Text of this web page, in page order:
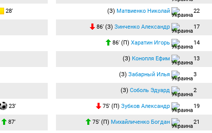
28′
23′
87′
(З) Матвиенко Николай 22
86′ (З) Зинченко Александр 17
86′ (П) Харатин Игорь 14
(З) Конопля Ефим 13
(З) Забарный Илья 3
(З) Соболь Эдуард 2
75′ (П) Зубков Александр 19
75′ (П) Михайличенко Богдан 21